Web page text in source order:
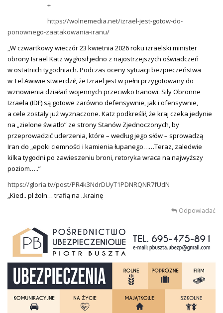
+
https://wolnemedia.net/izrael-jest-gotow-do-
ponownego-zaatakowania-iranu/
„W czwartkowy wieczór 23 kwietnia 2026 roku izraelski minister
obrony Israel Katz wygłosił jedno z najostrzejszych oświadczeń
w ostatnich tygodniach. Podczas oceny sytuacji bezpieczeństwa
w Tel Awiwie stwierdził, że Izrael jest w pełni przygotowany do
wznowienia działań wojennych przeciwko Iranowi. Siły Obronne
Izraela (IDF) są gotowe zarówno defensywnie, jak i ofensywnie,
a cele zostały już wyznaczone. Katz podkreślił, że kraj czeka jedynie
na „zielone światło” ze strony Stanów Zjednoczonych, by
przeprowadzić uderzenia, które – według jego słów – sprowadzą
Iran do „epoki ciemności i kamienia łupanego……Teraz, zaledwie
kilka tygodni po zawieszeniu broni, retoryka wraca na najwyższy
poziom…..”
https://gloria.tv/post/PR4k3NdrDUyT1PDNRQNR7fUdN
„Kied.. pl żołn… trafią na ..krainę
Odpowiadać